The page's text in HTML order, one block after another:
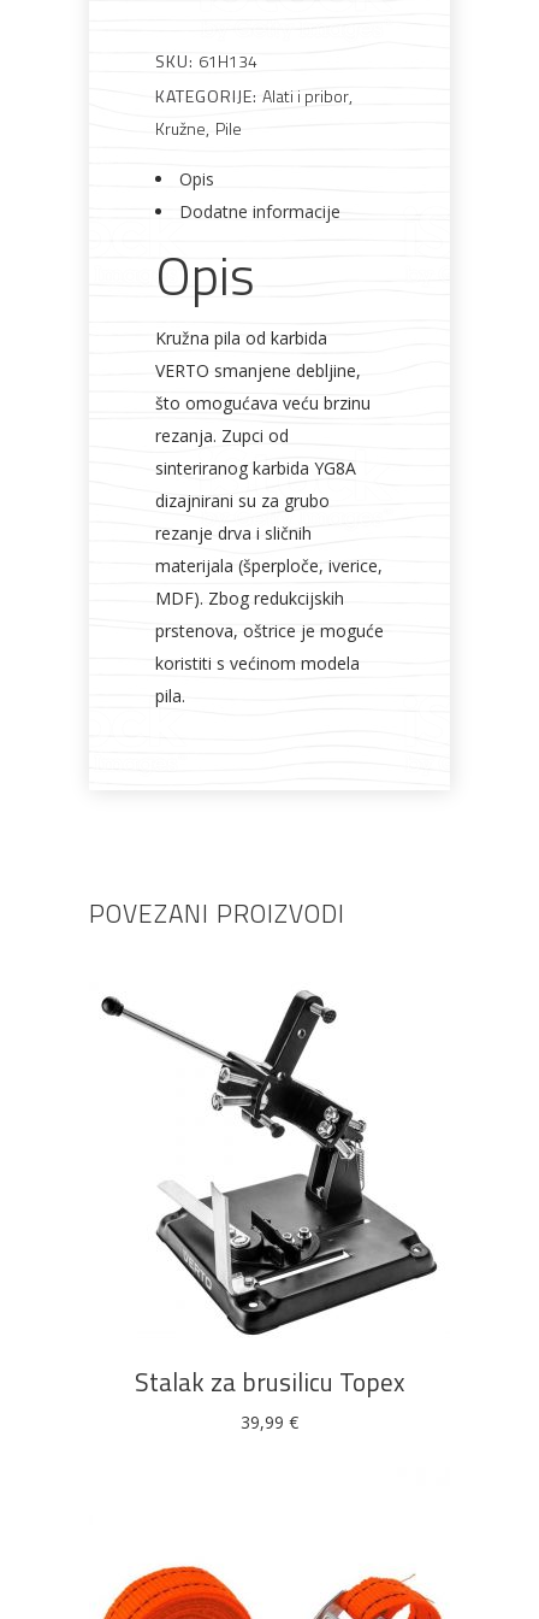
Metalna
galanterija
Elektromaterijal
roba
SKU: 61H134
KATEGORIJE: Alati i pribor,
Kružne, Pile
Opis
Dodatne informacije
Opis
Kružna pila od karbida
VERTO smanjene debljine,
što omogućava veću brzinu
rezanja. Zupci od
sinteriranog karbida YG8A
dizajnirani su za grubo
rezanje drva i sličnih
materijala (šperploče, iverice,
MDF). Zbog redukcijskih
prstenova, oštrice je moguće
koristiti s većinom modela
pila.
POVEZANI PROIZVODI
DODAJ U KOŠARICU
Stalak za brusilicu Topex
39,99 €